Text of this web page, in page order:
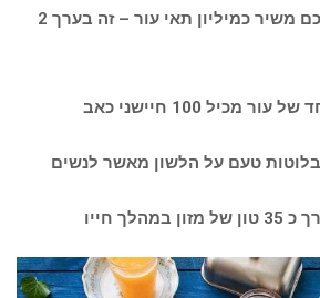
13. בכל יום, הגוף שלכם משיר כמיליון תאי עור – זה בערך 2